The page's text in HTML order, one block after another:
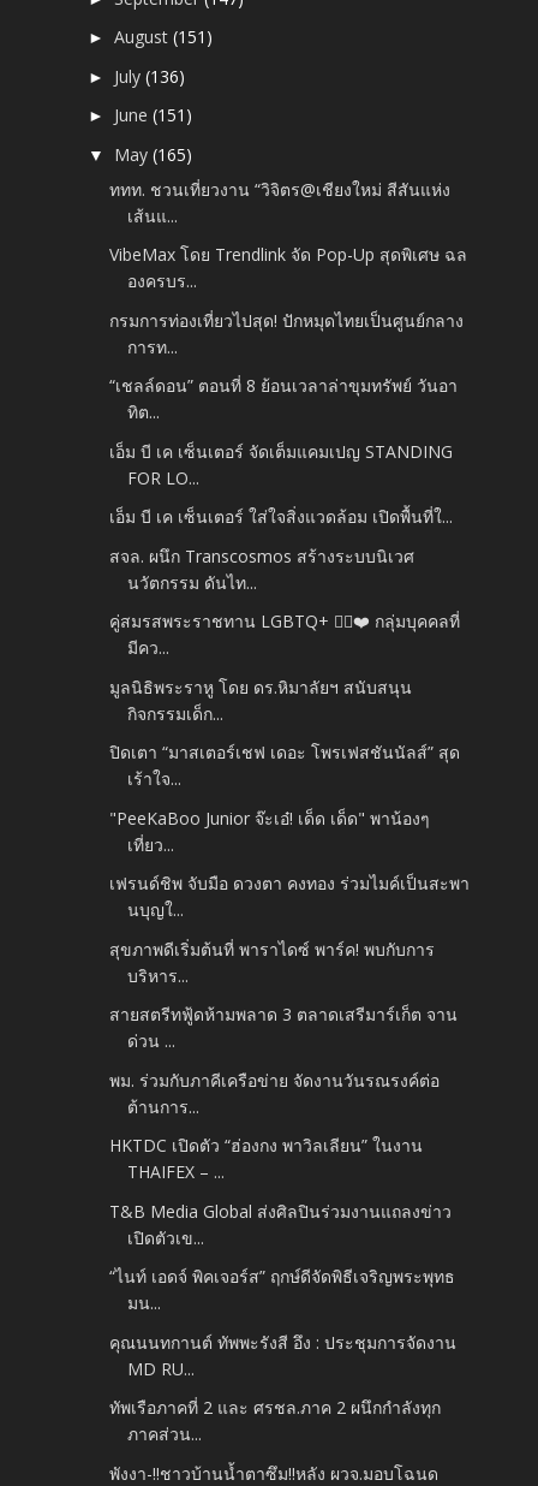
►August(151)
► July(136)
► June(151)
▼ May(165)
ททท. ชวนเที่ยวงาน “วิจิตร@เชียงใหม่ สีสันแห่ง
เส้นแ...
VibeMax โดย Trendlink จัด Pop-Up สุดพิเศษ ฉล
องครบร...
กรมการท่องเที่ยวไปสุด! ปักหมุดไทยเป็นศูนย์กลาง
การท...
“เชลล์ดอน” ตอนที่ 8 ย้อนเวลาล่าขุมทรัพย์ วันอา
ทิต...
เอ็ม บี เค เซ็นเตอร์ จัดเต็มแคมเปญ STANDING
FOR LO...
เอ็ม บี เค เซ็นเตอร์ ใส่ใจสิ่งแวดล้อม เปิดพื้นที่ใ...
สจล. ผนึก Transcosmos สร้างระบบนิเวศ
นวัตกรรม ดันไท...
คู่สมรสพระราชทาน LGBTQ+ 🏳️‍🌈❤️ กลุ่มบุคคลที่
มีคว...
มูลนิธิพระราหู โดย ดร.หิมาลัยฯ สนับสนุน
กิจกรรมเด็ก...
ปิดเตา “มาสเตอร์เชฟ เดอะ โพรเฟสชันนัลส์” สุด
เร้าใจ...
"PeeKaBoo Junior จ๊ะเอ๋! เด็ด เด็ด" พาน้องๆ
เที่ยว...
เฟรนด์ชิพ จับมือ ดวงตา คงทอง ร่วมไมค์เป็นสะพา
นบุญใ...
สุขภาพดีเริ่มต้นที่ พาราไดซ์ พาร์ค! พบกับการ
บริหาร...
สายสตรีทฟู้ดห้ามพลาด 3 ตลาดเสรีมาร์เก็ต จาน
ด่วน ...
พม. ร่วมกับภาคีเครือข่าย จัดงานวันรณรงค์ต่อ
ต้านการ...
HKTDC เปิดตัว “ฮ่องกง พาวิลเลียน” ในงาน
THAIFEX – ...
T&B Media Global ส่งศิลปินร่วมงานแถลงข่าว
เปิดตัวเข...
“ไนท์ เอดจ์ พิคเจอร์ส” ฤกษ์ดีจัดพิธีเจริญพระพุทธ
มน...
คุณนนทกานต์ ทัพพะรังสี อึง : ประชุมการจัดงาน
MD RU...
ทัพเรือภาคที่ 2 และ ศรชล.ภาค 2 ผนึกกำลังทุก
ภาคส่วน...
พังงา-!!ชาวบ้านน้ำตาซึม!!หลัง ผวจ.มอบโฉนด